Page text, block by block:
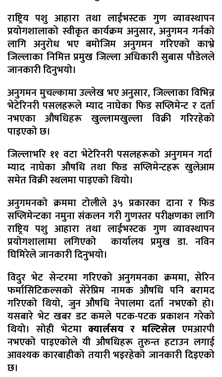
राष्ट्रिय पशु आहारा तथा लाईभस्टक गुण व्यावस्थापन
प्रयोगशालाको स्वीकृत कार्यक्रम अनुसार, अनुगमन गर्नको
लागि अनुरोध भए बमोजिम अनुगमन गरिएको काभ्रे
जिल्लाका निमित्त प्रमुख जिल्ला अधिकारी सुबास पौडेलले
जानकारी दिनुभयो।
अनुगमन मुचल्कामा उल्लेख भए अनुसार, जिल्लाका विभिन्न
भेटेरिनरी पसलहरूले म्याद नाघेका फिड सप्लिमेन्ट र दर्ता
नभएका औषधिहरू खुल्लामखुल्ला विक्री गरिरहेको
पाइएको छ।
जिल्लाभरि ११ वटा भेटेरिनरी पसलहरूको अनुगमन गर्दा
म्याद नाघेका औषधि तथा फिड सप्लिमेन्टहरू खुलेआम
समेत विक्री स्थलमा पाइएको थियो।
अनुगमनको क्रममा टोलीले ३५ प्रकारका दाना र फिड
सप्लिमेन्टका नमुना संकलन गरी गुणस्तर परीक्षणका लागि
राष्ट्रिय पशु आहारा तथा लाईभस्टक गुण व्यावस्थापन
प्रयोगशालामा लगिएको कार्यालय प्रमुख डा. नविन
घिमिरेले जानकारी दिनुभयो।
विदुर भेट सेन्टरमा गरिएको अनुगमनका क्रममा, सेरिन
फर्मासिटिकल्सको सेरेप्रिम नामक औषधि पनि बरामद
गरिएको थियो, जुन औषधि नेपालमा दर्ता नभएको हो।
यसबारे भेट खबर डट कमले पटक-पटक प्रकाशन गरेको
थियो। सोही भेटमा क्यार्लसय र मल्टिसेलएमआरपी
नभएको पाइएकोले यी औषधिहरू तुरुन्त हटाउन लगाई
आवश्यक कारबाहीको तयारी भइरहेको जानकारी दिइएको
छ।